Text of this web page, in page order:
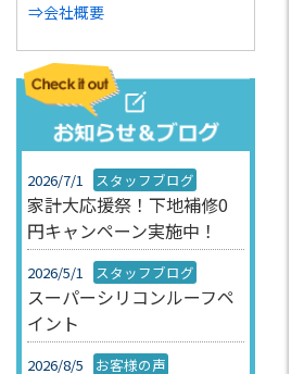
⇒会社概要
2026/7/1 スタッフブログ
家計大応援祭！下地補修0
円キャンペーン実施中！
2026/5/1 スタッフブログ
スーパーシリコンルーフペ
イント
2026/8/5 お客様の声